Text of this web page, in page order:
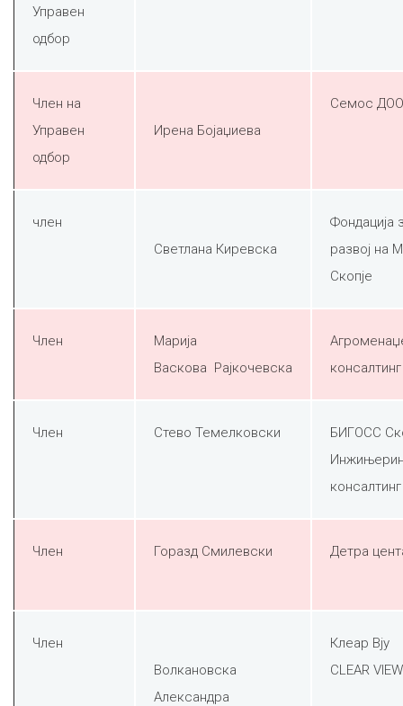
Управен
одбор
Член на
Управен
одбор
Ирена Бојаџиева
Семос ДОО
член
Светлана Киревска
Фондација
развој на
Скопје
Член
Марија
Васкова Рајкочевска
консалтинг
Член Стево Темелковски
БИГОСС
консалтинг
Член Горазд Смилевски Детра
Член
Волкановска
Александра
Клеар Вју
CLEAR